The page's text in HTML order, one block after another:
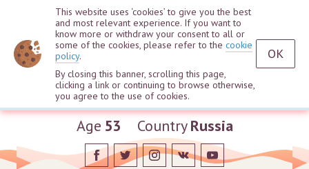
Lev Rybakov
Age 53 CountryRussia
This website uses ‘cookies’ to give you the best
and most relevant experience. If you want to
know more or withdraw your consent to all or
some of the cookies, please refer to the cookie
policy.
By closing this banner, scrolling this page,
clicking a link or continuing to browse otherwise,
you agree to the use of cookies.
OK